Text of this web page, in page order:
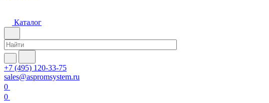
Каталог
+7 (495) 120-33-75
sales@aspromsystem.ru
0
0